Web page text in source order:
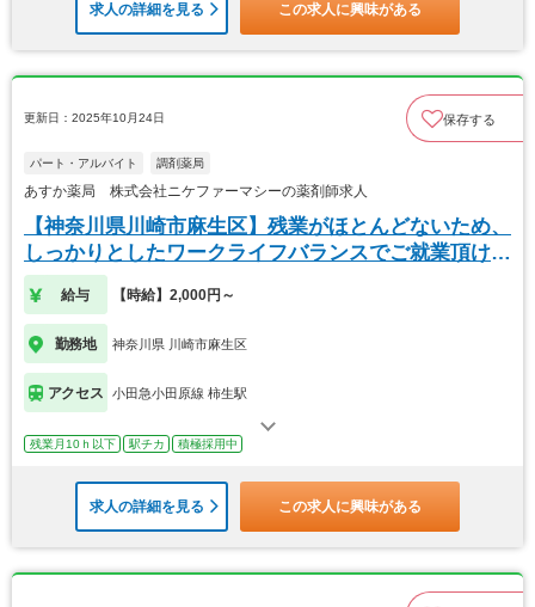
求人の詳細を見る この求人に興味がある
更新日：2025年10月24日 保存する
パート・アルバイト 調剤薬局
あすか薬局 株式会社ニケファーマシーの薬剤師求人
【神奈川県川崎市麻生区】残業がほとんどないため、
しっかりとしたワークライフバランスでご就業頂けま
す。
給与 【時給】2,000円～
勤務地 神奈川県 川崎市麻生区
アクセス 小田急小田原線 柿生駅
残業月10ｈ以下 駅チカ 積極採用中
求人の詳細を見る この求人に興味がある